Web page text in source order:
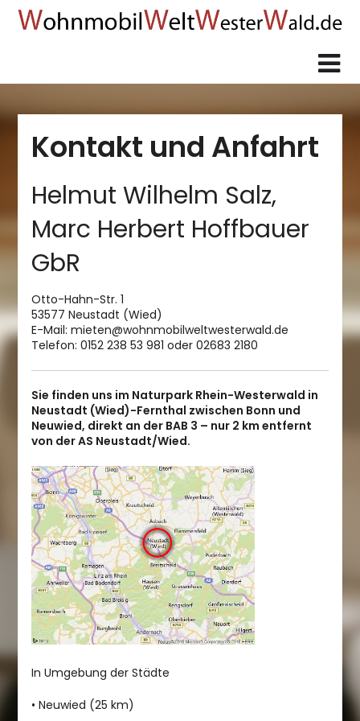
Skip
Kontakt und Anfahrt
Helmut Wilhelm Salz,
Marc Herbert Hoffbauer
GbR
Otto-Hahn-Str. 1
53577 Neustadt (Wied)
E-Mail: mieten@wohnmobilweltwesterwald.de
Telefon: 0152 238 53 981 oder 02683 2180
Sie finden uns im Naturpark Rhein-Westerwald in
Neustadt (Wied)-Fernthal zwischen Bonn und
Neuwied, direkt an der BAB 3 – nur 2 km entfernt
von der AS Neustadt/Wied.
In Umgebung der Städte
• Neuwied (25 km)